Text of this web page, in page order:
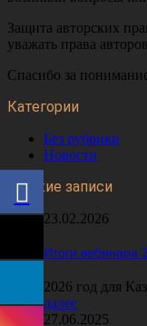
Защита авторских
уважать права
Спасибо за
Категории
Без рубрики
Новости
Свежие записи
23.02.2026
Итоги вебинара
2026 год для
далее
27.06.2025